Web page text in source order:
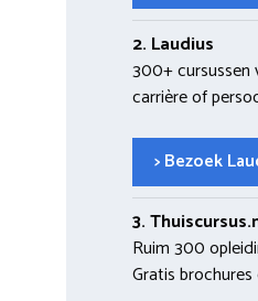
2. Laudius
300+
carrière of
> Bezoek
3.
Ruim 300
Gratis